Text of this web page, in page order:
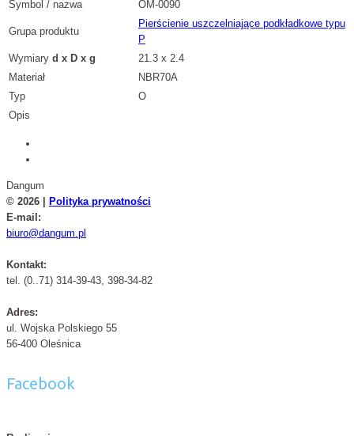
Symbol / nazwa OM-0090
Grupa produktu
Pierścienie uszczelniające podkładkowe typu
P
Wymiary d x D x g
21.3 x 2.4
Materiał
NBR70A
Typ
O
Opis
Dangum
© 2026 |
Polityka prywatności
E-mail:
biuro@dangum.pl
Kontakt:
tel. (0..71) 314-39-43, 398-34-82
Adres:
ul. Wojska Polskiego 55
56-400 Oleśnica
Facebook